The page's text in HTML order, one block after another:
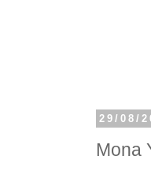
29/08/
Mona